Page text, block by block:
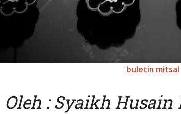
buletin mitsal
Oleh : Syaikh